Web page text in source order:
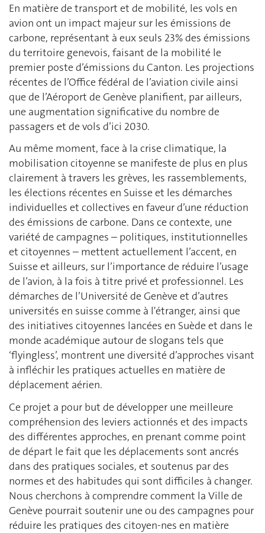
En matière de transport et de mobilité, les vols en
avion ont un impact majeur sur les émissions de
carbone, représentant à eux seuls 23% des émissions
du territoire genevois, faisant de la mobilité le
premier poste d’émissions du Canton. Les projections
récentes de l’Office fédéral de l’aviation civile ainsi
que de l’Aéroport de Genève planifient, par ailleurs,
une augmentation significative du nombre de
passagers et de vols d’ici 2030.
Au même moment, face à la crise climatique, la
mobilisation citoyenne se manifeste de plus en plus
clairement à travers les grèves, les rassemblements,
les élections récentes en Suisse et les démarches
individuelles et collectives en faveur d’une réduction
des émissions de carbone. Dans ce contexte, une
variété de campagnes – politiques, institutionnelles
et citoyennes – mettent actuellement l’accent, en
Suisse et ailleurs, sur l’importance de réduire l’usage
de l’avion, à la fois à titre privé et professionnel. Les
démarches de l’Université de Genève et d’autres
universités en suisse comme à l'étranger, ainsi que
des initiatives citoyennes lancées en Suède et dans le
monde académique autour de slogans tels que
‘flyingless’, montrent une diversité d’approches visant
à infléchir les pratiques actuelles en matière de
déplacement aérien.
Ce projet a pour but de développer une meilleure
compréhension des leviers actionnés et des impacts
des différentes approches, en prenant comme point
de départ le fait que les déplacements sont ancrés
dans des pratiques sociales, et soutenus par des
normes et des habitudes qui sont difficiles à changer.
Nous cherchons à comprendre comment la Ville de
Genève pourrait soutenir une ou des campagnes pour
réduire les pratiques des citoyen-nes en matière